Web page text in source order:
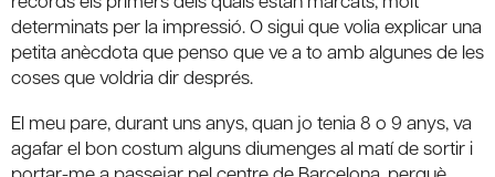
determinats per la impressió. O sigui que volia explicar una
petita anècdota que penso que ve a to amb algunes de les
coses que voldria dir després.
El meu pare, durant uns anys, quan jo tenia 8 o 9 anys, va
agafar el bon costum alguns diumenges al matí de sortir i